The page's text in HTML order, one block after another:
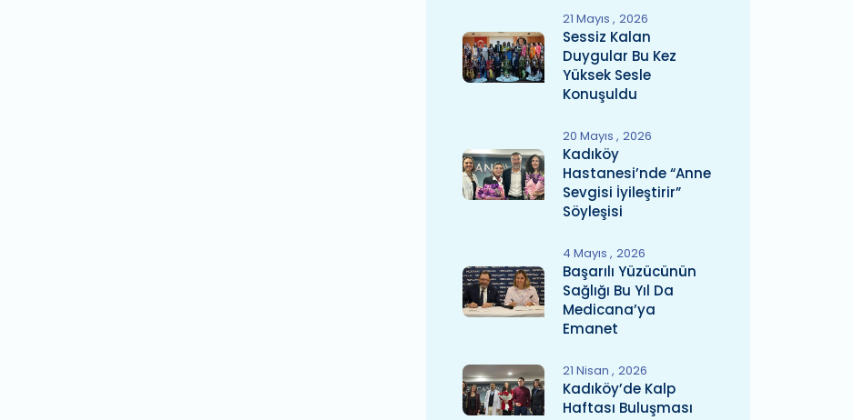
21 Mayıs 2026
Sessiz Kalan
Duygular Bu Kez
Yüksek Sesle
Konuşuldu
20 Mayıs 2026
Kadıköy
Hastanesi’nde “Anne
Sevgisi İyileştirir”
Söyleşisi
4 Mayıs 2026
Başarılı Yüzücünün
Sağlığı Bu Yıl Da
Medicana’ya
Emanet
21 Nisan 2026
Kadıköy’de Kalp
Haftası Buluşması